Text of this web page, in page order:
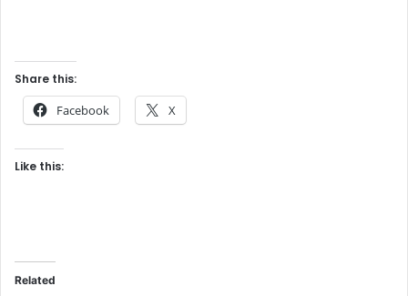
Share this:
Facebook X
Like this:
Related